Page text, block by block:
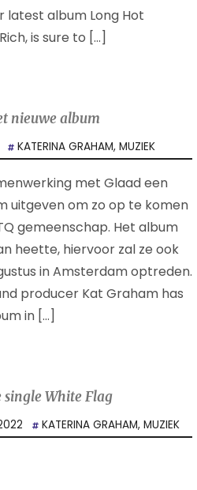
album Long Hot
is sure to […]
nieuwe album
KATERINA GRAHAM,MUZIEK
met Glaad een
uitgeven om zo op te komen
gemeenschap. Het album
heette, hiervoor zal ze ook
in Amsterdam optreden.
producer Kat Graham has
in […]
single White Flag
2022 KATERINA GRAHAM,MUZIEK